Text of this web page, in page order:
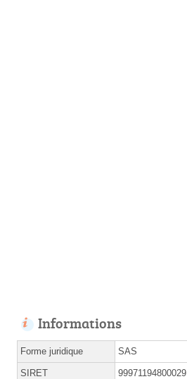
Informations
Forme juridique SAS
SIRET 99971194800029